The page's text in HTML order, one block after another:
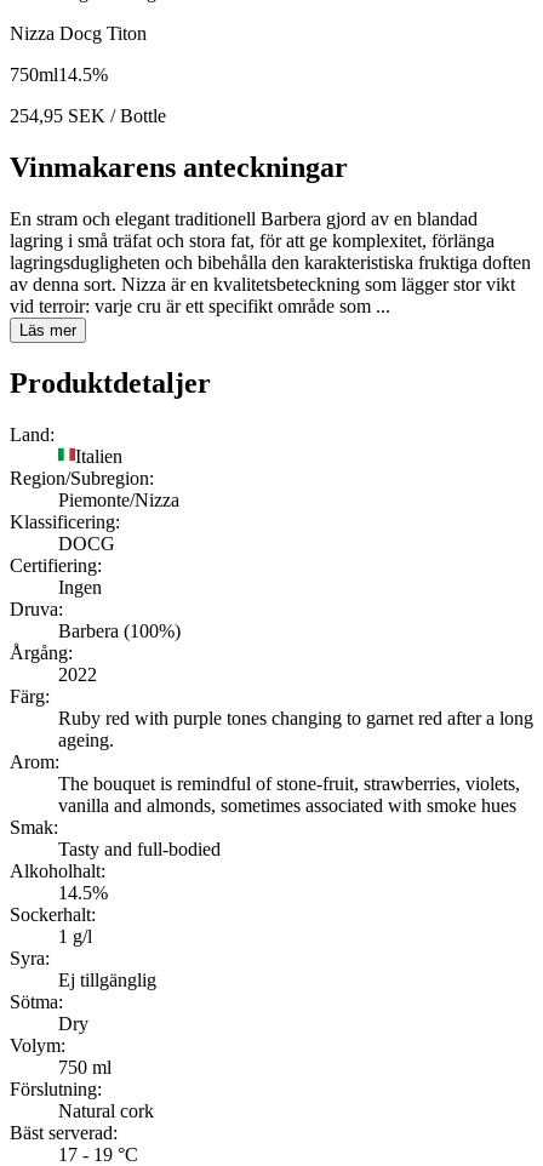
Nizza Docg Titon
750ml14.5%
254,95 SEK / Bottle
Vinmakarens anteckningar
En stram och elegant traditionell Barbera gjord av en blandad
lagring i små träfat och stora fat, för att ge komplexitet, förlänga
lagringsdugligheten och bibehålla den karakteristiska fruktiga doften
av denna sort. Nizza är en kvalitetsbeteckning som lägger stor vikt
vid terroir: varje cru är ett specifikt område som ...
Läs mer
Produktdetaljer
Land:
Italien
Region/Subregion:
Piemonte/Nizza
Klassificering:
DOCG
Certifiering:
Ingen
Druva:
Barbera (100%)
Årgång:
2022
Färg:
Ruby red with purple tones changing to garnet red after a long
ageing.
Arom:
The bouquet is remindful of stone-fruit, strawberries, violets,
vanilla and almonds, sometimes associated with smoke hues
Smak:
Tasty and full-bodied
Alkoholhalt:
14.5%
Sockerhalt:
1 g/l
Syra:
Ej tillgänglig
Sötma:
Dry
Volym:
750 ml
Förslutning:
Natural cork
Bäst serverad:
17 - 19 °C